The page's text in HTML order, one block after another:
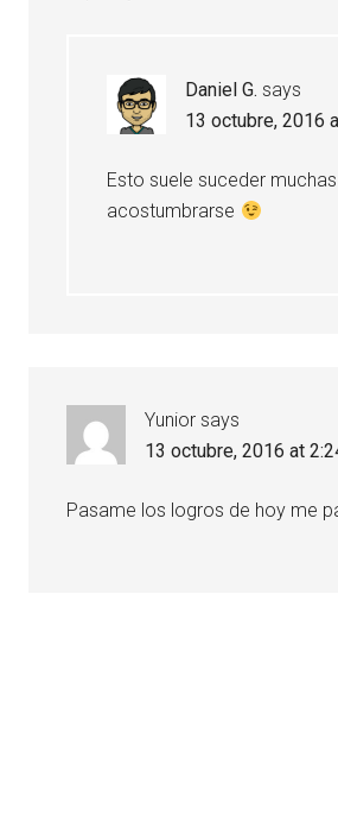
Daniel G. says
13 octubre, 2016
Esto suele suceder
acostumbrarse
Yunior says
13 octubre, 2016 at
Pasame los logros de hoy me